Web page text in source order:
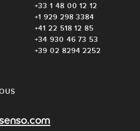
+33 1 48 00 12 12
+1 929 298 3384
+41 22 518 12 85
+34 930 46 73 53
+39 02 8294 2252